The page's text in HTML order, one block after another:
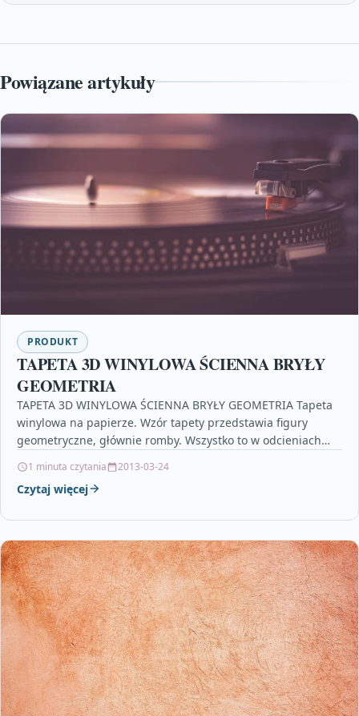
Powiązane artykuły
PRODUKT
TAPETA 3D WINYLOWA ŚCIENNA BRYŁY
GEOMETRIA
TAPETA 3D WINYLOWA ŚCIENNA BRYŁY GEOMETRIA Tapeta
winylowa na papierze. Wzór tapety przedstawia figury
geometryczne, głównie romby. Wszystko to w odcieniach
1 minuta czytania 2013-03-24
Czytaj więcej